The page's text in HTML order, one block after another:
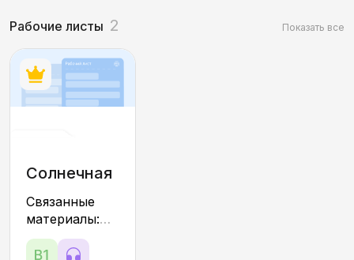
Рабочие листы 2 Показать все
Солнечная
система
Связанные
материалы:
тесты,
интерактивы,